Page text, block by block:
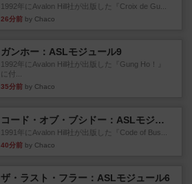
1992年にAvalon Hill社が出版した『Croix de Gu...
26分前 by Chaco
ガンホー：ASLモジュール9
1992年にAvalon Hill社が出版した『Gung Ho！』
に付...
35分前 by Chaco
コード・オブ・ブシドー：ASLモジュール8
1991年にAvalon Hill社が出版した『Code of Bus...
40分前 by Chaco
ザ・ラスト・フラー：ASLモジュール6